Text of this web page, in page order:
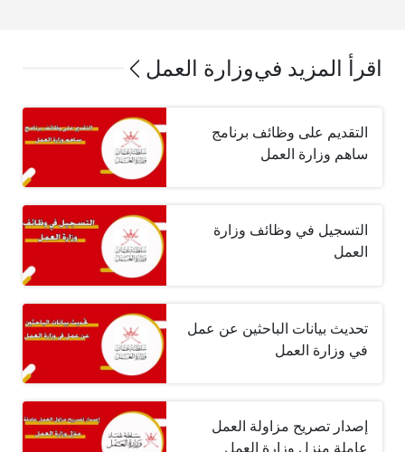
اقرأ المزيد فيوزارة العمل
التقديم على وظائف برنامج
ساهم وزارة العمل
التسجيل في وظائف وزارة
العمل
تحديث بيانات الباحثين عن عمل
في وزارة العمل
إصدار تصريح مزاولة العمل
عاملة منزل وزارة العمل